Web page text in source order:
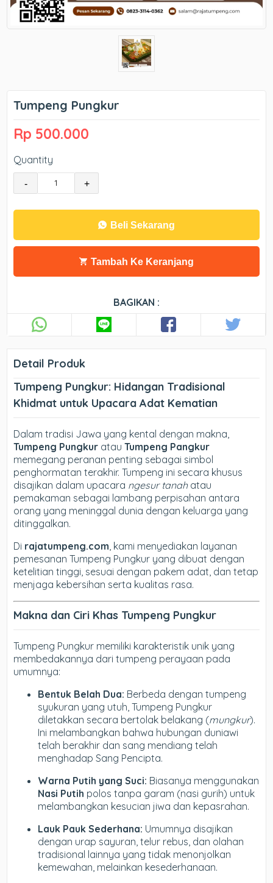
Tumpeng Pungkur
Rp 500.000
Quantity
- +
Beli Sekarang
Tambah Ke Keranjang
BAGIKAN :
Detail Produk
Tumpeng Pungkur: Hidangan Tradisional
Khidmat untuk Upacara Adat Kematian
Dalam tradisi Jawa yang kental dengan makna,
Tumpeng Pungkur atauTumpeng Pangkur
memegang peranan penting sebagai simbol
penghormatan terakhir. Tumpeng ini secara khusus
disajikan dalam upacara ngesur tanahatau
pemakaman sebagai lambang perpisahan antara
orang yang meninggal dunia dengan keluarga yang
ditinggalkan.
Di rajatumpeng.com, kami menyediakan layanan
pemesanan Tumpeng Pungkur yang dibuat dengan
ketelitian tinggi, sesuai dengan pakem adat, dan tetap
menjaga kebersihan serta kualitas rasa.
Makna dan Ciri Khas Tumpeng Pungkur
Tumpeng Pungkur memiliki karakteristik unik yang
membedakannya dari tumpeng perayaan pada
umumnya:
Bentuk Belah Dua: Berbeda dengan tumpeng
syukuran yang utuh, Tumpeng Pungkur
diletakkan secara bertolak belakang (mungkur).
Ini melambangkan bahwa hubungan duniawi
telah berakhir dan sang mendiang telah
menghadap Sang Pencipta.
Warna Putih yang Suci: Biasanya menggunakan
Nasi Putih polos tanpa garam (nasi gurih) untuk
melambangkan kesucian jiwa dan kepasrahan.
Lauk Pauk Sederhana: Umumnya disajikan
dengan urap sayuran, telur rebus, dan olahan
tradisional lainnya yang tidak menonjolkan
kemewahan, melainkan kesederhanaan.